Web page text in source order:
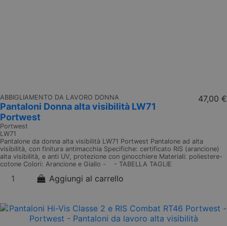
ABBIGLIAMENTO DA LAVORO DONNA
Pantaloni Donna alta visibilità LW71
Portwest
Portwest
LW71
47,00 €
Pantalone da donna alta visibilità LW71 Portwest Pantalone ad alta
visibilità, con finitura antimacchia Specifiche: certificato RIS (arancione)
alta visibilità, e anti UV, protezione con ginocchiere Materiali: poliestere-
cotone Colori: Arancione e Giallo - - TABELLA TAGLIE
Aggiungi al carrello